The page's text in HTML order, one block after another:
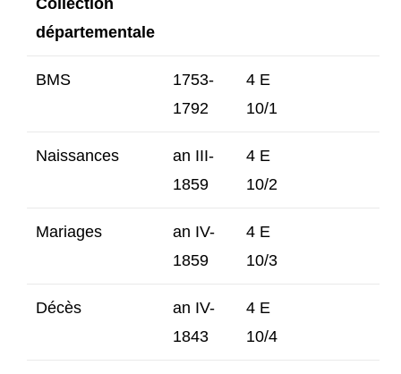
Collection
départementale
BMS
1753-
1792
4 E
10/1
Naissances
an III-
1859
4 E
10/2
Mariages
an IV-
1859
4 E
10/3
Décès
an IV-
1843
4 E
10/4